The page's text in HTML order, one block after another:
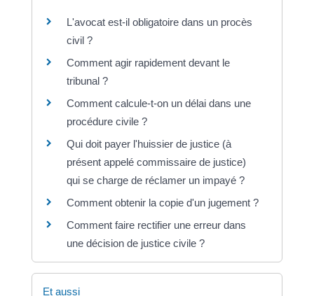
L'avocat est-il obligatoire dans un procès
civil ?
Comment agir rapidement devant le
tribunal ?
Comment calcule-t-on un délai dans une
procédure civile ?
Qui doit payer l'huissier de justice (à
présent appelé commissaire de justice)
qui se charge de réclamer un impayé ?
Comment obtenir la copie d'un jugement ?
Comment faire rectifier une erreur dans
une décision de justice civile ?
Et aussi